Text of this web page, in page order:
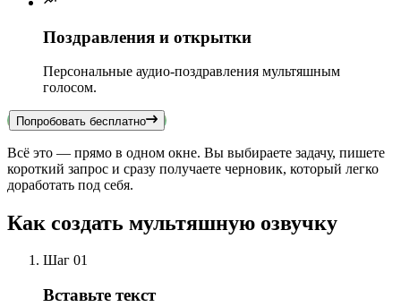
Поздравления и открытки
Персональные аудио-поздравления мультяшным
голосом.
Попробовать бесплатно
Всё это — прямо в одном окне. Вы выбираете задачу, пишете
короткий запрос и сразу получаете черновик, который легко
доработать под себя.
Как создать мультяшную озвучку
Шаг 01
Вставьте текст